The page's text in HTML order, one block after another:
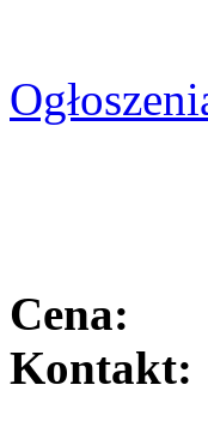
Cena:
Kontakt: